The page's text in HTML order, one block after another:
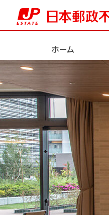
ページの先頭です。
ページ内移動用のリンクです。
ヘッダーメニューへ移動しま
本文へ移動します。
フッターメニューへ移動します
ここからヘッダーメニューです
ホーム
会社情報
About Us
未来への挑戦
Challenges for the Future
物件紹介
Property Portfolio
採用情報
Join Us
ヘッダーメニューはここまで
ここから本文です。
ページの終わりです。